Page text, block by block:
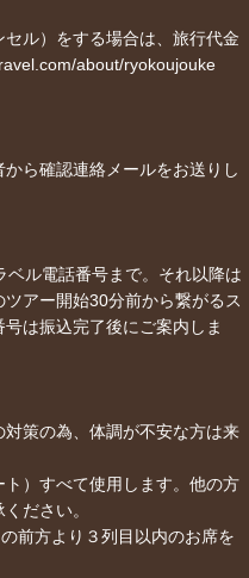
セル）をする場合は、旅行代金
about/ryokoujouke
ら確認連絡メールをお送りし
ル電話番号まで。それ以降は
アー開始30分前から繋がるス
は振込完了後にご案内しま
対策の為、体調が不安な方は来
ト）すべて使用します。他の方
ださい。
前方より３列目以内のお席を